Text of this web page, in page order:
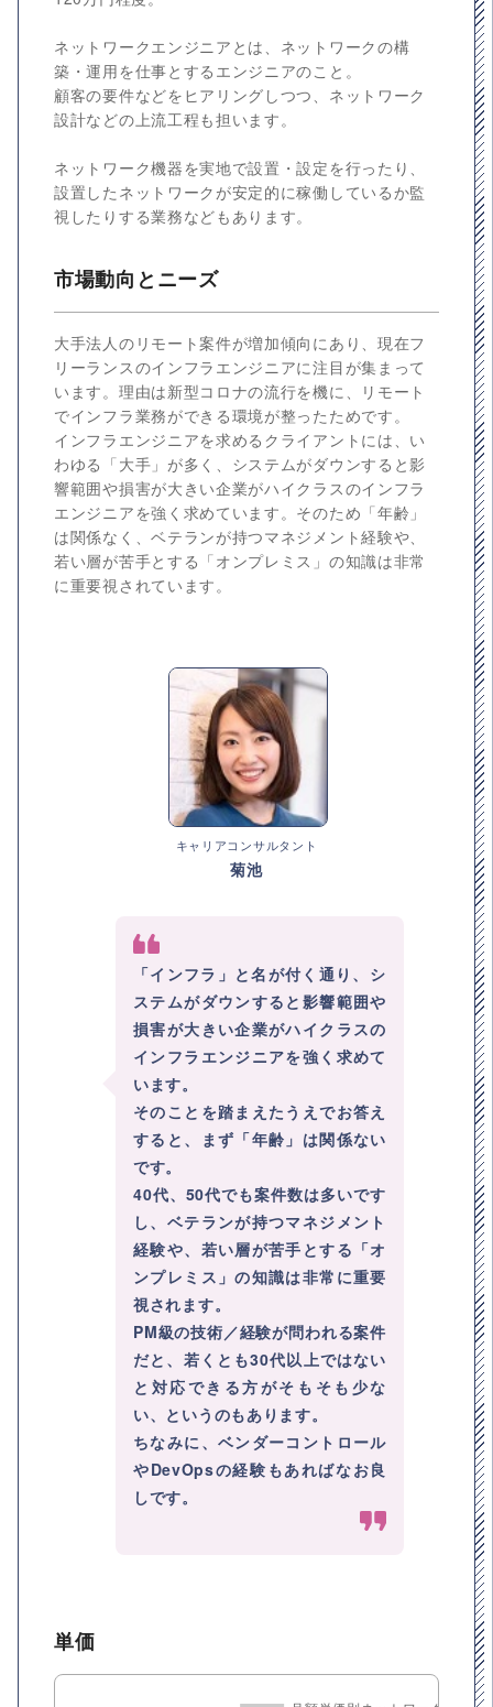
ネットワークエンジニアとは、ネットワークの構
築・運用を仕事とするエンジニアのこと。
顧客の要件などをヒアリングしつつ、ネットワーク
設計などの上流工程も担います。
ネットワーク機器を実地で設置・設定を行ったり、
設置したネットワークが安定的に稼働しているか監
視したりする業務などもあります。
市場動向とニーズ
大手法人のリモート案件が増加傾向にあり、現在フ
リーランスのインフラエンジニアに注目が集まって
います。理由は新型コロナの流行を機に、リモート
でインフラ業務ができる環境が整ったためです。
インフラエンジニアを求めるクライアントには、い
わゆる「大手」が多く、システムがダウンすると影
響範囲や損害が大きい企業がハイクラスのインフラ
エンジニアを強く求めています。そのため「年齢」
は関係なく、ベテランが持つマネジメント経験や、
若い層が苦手とする「オンプレミス」の知識は非常
に重要視されています。
キャリアコンサルタント
菊池
「インフラ」と名が付く通り、シ
ステムがダウンすると影響範囲や
損害が大きい企業がハイクラスの
インフラエンジニアを強く求めて
います。
そのことを踏まえたうえでお答え
すると、まず「年齢」は関係ない
です。
40代、50代でも案件数は多いです
し、ベテランが持つマネジメント
経験や、若い層が苦手とする「オ
ンプレミス」の知識は非常に重要
視されます。
PM級の技術／経験が問われる案件
だと、若くとも30代以上ではない
と対応できる方がそもそも少な
い、というのもあります。
ちなみに、ベンダーコントロール
やDevOpsの経験もあればなお良
しです。
単価